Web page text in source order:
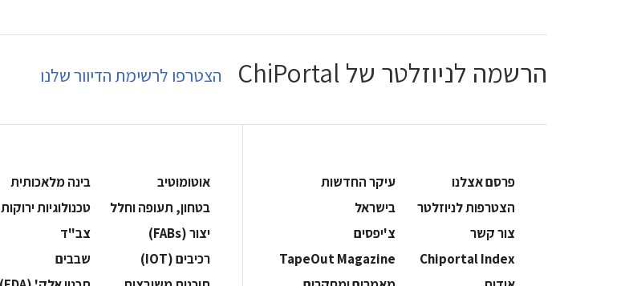
הרשמה לניוזלטר של ChiPortal הצטרפו לרשימת הדיוור שלנו
פרסם אצלנו
עיקר החדשות
הצטרפות לניוזלטר
בישראל
צור קשר
צ'יפסים
Chiportal Index
TapeOut Magazine
אוטומוטיב
בינה מלאכותית
בטחון, תעופה וחלל
‫טכנולוגיות ירוקות‬
‫יצור (‪(FABs‬‬
‫צב"ד‬
‫רכיבים‬ (IOT)
‫שבבים‬